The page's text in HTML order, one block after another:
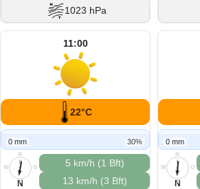
1023 hPa
11:00
22°C
0 mm 30%
N
O
S
W
N
5 km/h (1 Bft)
13 km/h (3 Bft)
0 mm
N
O
S
W
N